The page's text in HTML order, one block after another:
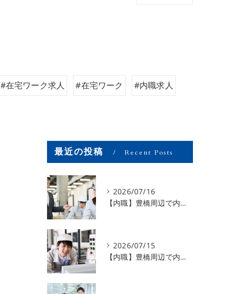
#在宅ワーク求人 #在宅ワーク #内職求人
最近の投稿 Recent Posts
2026/07/16
【内職】豊橋周辺で内職のお仕事を探している方募集中！【お仕事の内容】
2026/07/15
【内職】豊橋周辺で内職のお仕事を探している方募集中！【急な学級閉鎖も安心】